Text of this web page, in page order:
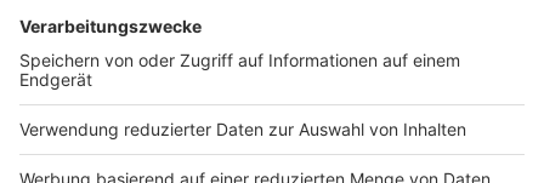
Services
Bauprojekt-Quiz
Häuser-Suche
Hausanbieter-Suche